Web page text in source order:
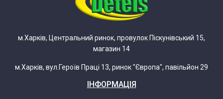
Beko 4702 7714820200
Beko 4703 7714920200
м.Харків, Центральний ринок, провулок Піскунівський 15,
магазин 14
м.Харків, вул.Героїв Праці 13, ринок "Європа", павільйон 29
ІНФОРМАЦІЯ